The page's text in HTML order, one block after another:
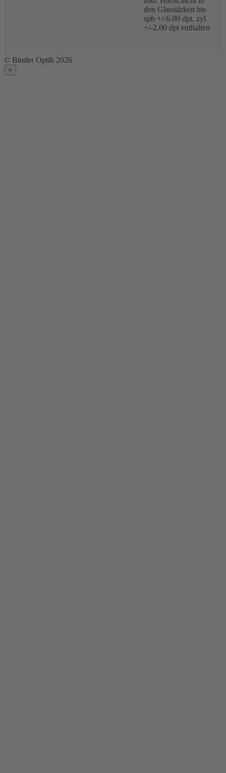
den Glasstärken bis
sph +/-6.00 dpt, zyl
+/-2.00 dpt enthalten
© Binder Optik 2026
×